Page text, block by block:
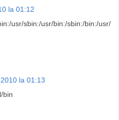
la 01:12
usr/sbin:/usr/bin:/sbin:/bin:/usr/
la 01:13
bin